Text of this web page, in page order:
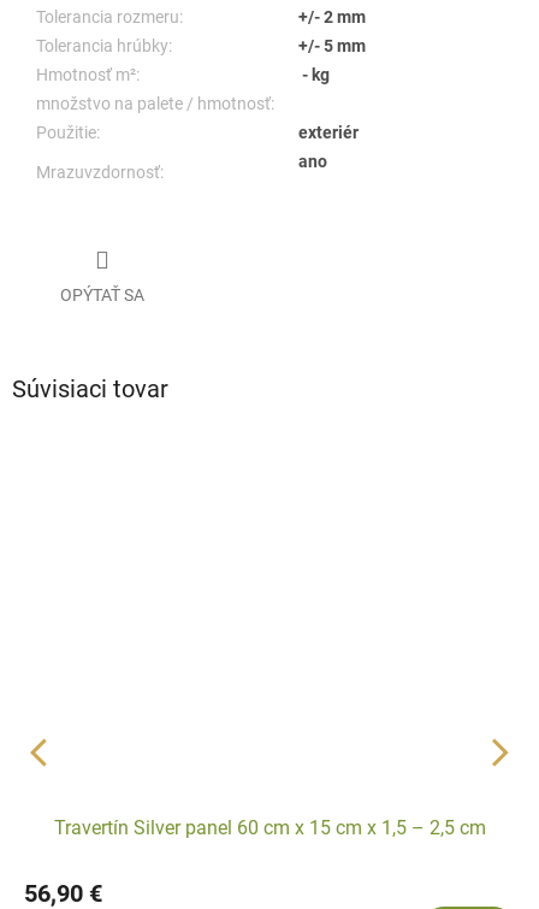
Tolerancia rozmeru:
+/- 2 mm
Tolerancia hrúbky:
+/- 5 mm
Hmotnosť m²:
- kg
množstvo na palete / hmotnosť:
Použitie:
exteriér
Mrazuvzdornosť:
ano
OPÝTAŤ SA
Súvisiaci tovar
Travertín Silver panel 60 cm x 15 cm x 1,5 – 2,5 cm
56,90 €